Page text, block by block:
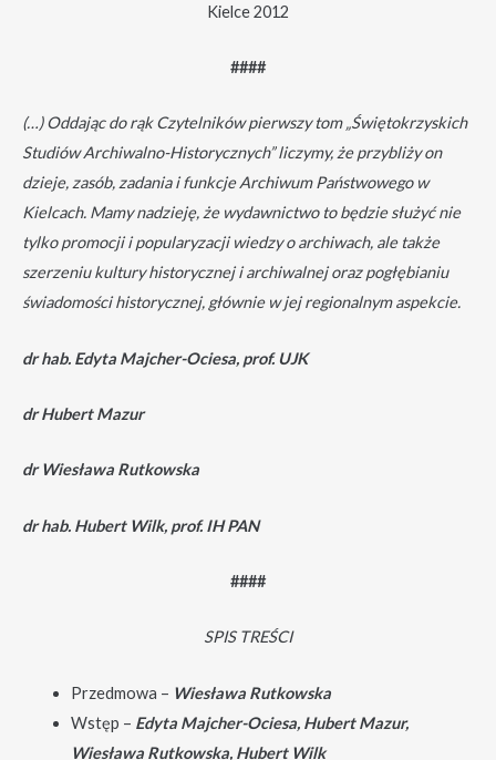
Kielce 2012
####
(…) Oddając do rąk Czytelników pierwszy tom „Świętokrzyskich
Studiów Archiwalno-Historycznych” liczymy, że przybliży on
dzieje, zasób, zadania i funkcje Archiwum Państwowego w
Kielcach. Mamy nadzieję, że wydawnictwo to będzie służyć nie
tylko promocji i popularyzacji wiedzy o archiwach, ale także
szerzeniu kultury historycznej i archiwalnej oraz pogłębianiu
świadomości historycznej, głównie w jej regionalnym aspekcie.
dr hab. Edyta Majcher-Ociesa, prof. UJK
dr Hubert Mazur
dr Wiesława Rutkowska
dr hab. Hubert Wilk, prof. IH PAN
####
SPIS TREŚCI
Przedmowa – Wiesława Rutkowska
Wstęp – Edyta Majcher-Ociesa, Hubert Mazur,
Wiesława Rutkowska, Hubert Wilk